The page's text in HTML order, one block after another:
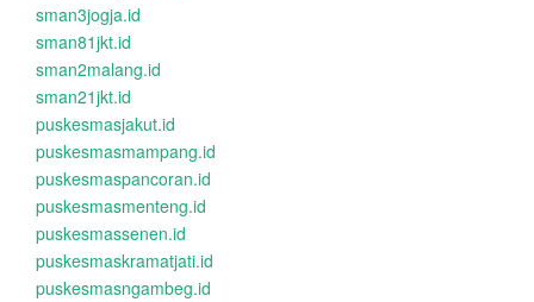
sman3jogja.id
sman81jkt.id
sman2malang.id
sman21jkt.id
puskesmasjakut.id
puskesmasmampang.id
puskesmaspancoran.id
puskesmasmenteng.id
puskesmassenen.id
puskesmaskramatjati.id
puskesmasngambeg.id